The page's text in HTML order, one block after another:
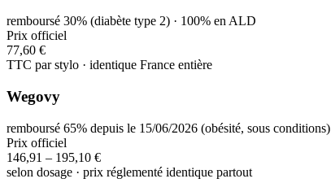
remboursé 30% (diabète type 2) · 100% en ALD
Prix officiel
77,60 €
TTC par stylo · identique France entière
Wegovy
remboursé 65% depuis le 15/06/2026 (obésité, sous conditions)
Prix officiel
146,91 – 195,10 €
selon dosage · prix réglementé identique partout